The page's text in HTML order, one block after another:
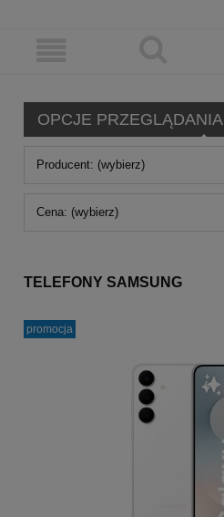
OPCJE PRZEGLĄDANIA
Producent: (wybierz)
Cena: (wybierz)
TELEFONY SAMSUNG
promocja